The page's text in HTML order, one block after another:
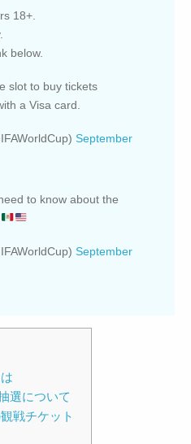
18+.
below.
slot to buy tickets
a Visa card.
September
to know about the
September
選について
戦チケット